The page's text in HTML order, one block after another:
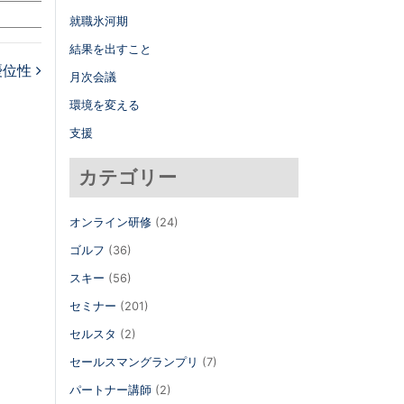
性
就職氷河期
結果を出すこと
月次会議
環境を変える
支援
カテゴリー
オンライン研修 (24)
ゴルフ (36)
スキー (56)
セミナー (201)
セルスタ (2)
セールスマングランプリ (7)
パートナー講師 (2)